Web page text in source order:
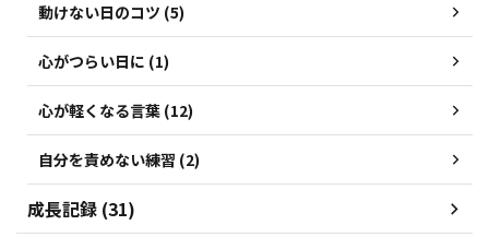
動けない日のコツ (5)
心がつらい日に (1)
心が軽くなる言葉 (12)
自分を責めない練習 (2)
成長記録 (31)